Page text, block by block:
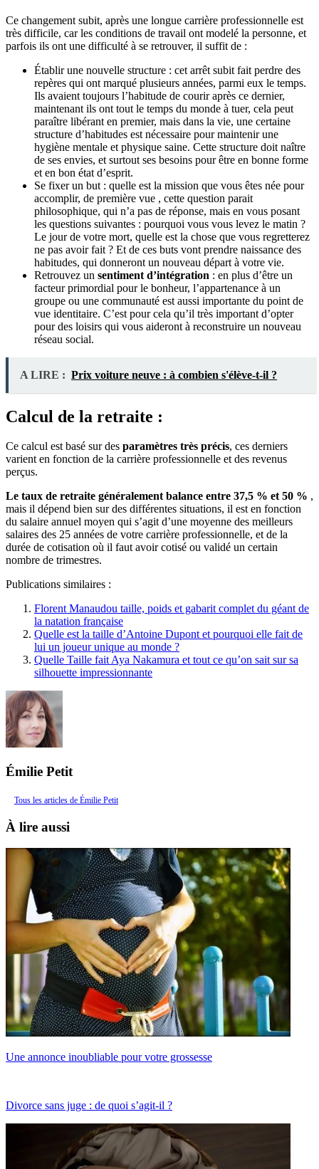
Ce changement subit, après une longue carrière professionnelle est
très difficile, car les conditions de travail ont modelé la personne, et
parfois ils ont une difficulté à se retrouver, il suffit de :
Établir une nouvelle structure : cet arrêt subit fait perdre des
repères qui ont marqué plusieurs années, parmi eux le temps.
Ils avaient toujours l’habitude de courir après ce dernier,
maintenant ils ont tout le temps du monde à tuer, cela peut
paraître libérant en premier, mais dans la vie, une certaine
structure d’habitudes est nécessaire pour maintenir une
hygiène mentale et physique saine. Cette structure doit naître
de ses envies, et surtout ses besoins pour être en bonne forme
et en bon état d’esprit.
Se fixer un but : quelle est la mission que vous êtes née pour
accomplir, de première vue , cette question parait
philosophique, qui n’a pas de réponse, mais en vous posant
les questions suivantes : pourquoi vous vous levez le matin ?
Le jour de votre mort, quelle est la chose que vous regretterez
ne pas avoir fait ? Et de ces buts vont prendre naissance des
habitudes, qui donneront un nouveau départ à votre vie.
Retrouvez un sentiment d’intégration : en plus d’être un
facteur primordial pour le bonheur, l’appartenance à un
groupe ou une communauté est aussi importante du point de
vue identitaire. C’est pour cela qu’il très important d’opter
pour des loisirs qui vous aideront à reconstruire un nouveau
réseau social.
A LIRE : Prix voiture neuve : à combien s'élève-t-il ?
Calcul de la retraite :
Ce calcul est basé sur des paramètres très précis, ces derniers
varient en fonction de la carrière professionnelle et des revenus
perçus.
Le taux de retraite généralement balance entre 37,5 % et 50 % ,
mais il dépend bien sur des différentes situations, il est en fonction
du salaire annuel moyen qui s’agit d’une moyenne des meilleurs
salaires des 25 années de votre carrière professionnelle, et de la
durée de cotisation où il faut avoir cotisé ou validé un certain
nombre de trimestres.
Publications similaires :
Florent Manaudou taille, poids et gabarit complet du géant de
la natation française
Quelle est la taille d’Antoine Dupont et pourquoi elle fait de
lui un joueur unique au monde ?
Quelle Taille fait Aya Nakamura et tout ce qu’on sait sur sa
silhouette impressionnante
Émilie Petit
Tous les articles de Émilie Petit
À lire aussi
Une annonce inoubliable pour votre grossesse
Divorce sans juge : de quoi s’agit-il ?